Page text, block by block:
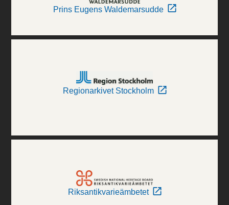
Prins Eugens Waldemarsudde
Regionarkivet Stockholm
Riksantikvarieämbetet